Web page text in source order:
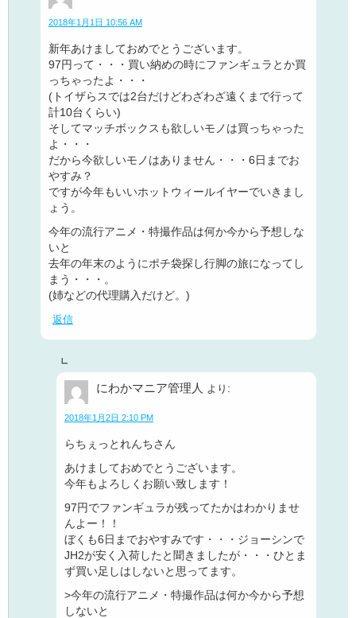
2018年1月1日 10:56 AM
新年あけましておめでとうございます。
97円って・・・買い納めの時にファンギュラとか買
っちゃったよ・・・
(トイザらスでは2台だけどわざわざ遠くまで行って
計10台くらい)
そしてマッチボックスも欲しいモノは買っちゃった
よ・・・
だから今欲しいモノはありません・・・6日までお
やすみ？
ですが今年もいいホットウィールイヤーでいきまし
ょう。
今年の流行アニメ・特撮作品は何か今から予想しな
いと
去年の年末のようにポチ袋探し行脚の旅になってし
まう・・・。
(姉などの代理購入だけど。)
返信
にわかマニア管理人 より:
2018年1月2日 2:10 PM
らちぇっとれんちさん
あけましておめでとうございます。
今年もよろしくお願い致します！
97円でファンギュラが残ってたかはわかりませ
んよー！！
ぼくも6日までおやすみです・・・ジョーシンで
JH2が安く入荷したと聞きましたが・・・ひとま
ず買い足しはしないと思ってます。
>今年の流行アニメ・特撮作品は何か今から予想
しないと